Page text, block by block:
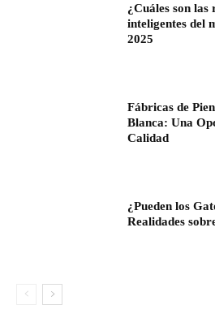
¿Cuáles son las
inteligentes del
2025
Fábricas de
Blanca: Una
Calidad
¿Pueden los
Realidades